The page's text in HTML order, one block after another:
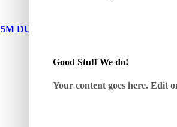
Good Stuff We do!
Your content goes here. Edit
DUAL CABLIX H-